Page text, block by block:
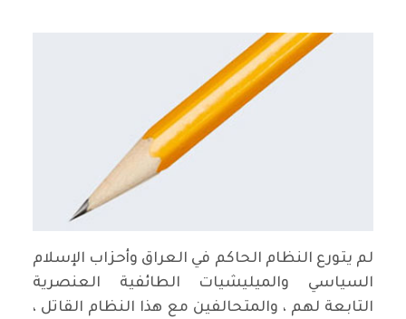
لم يتورع النظام الحاكم في العراق وأحزاب الإسلام
السياسي والميليشيات الطائفية العنصرية
التابعة لهم ، والمتحالفين مع هذا النظام القاتل ،